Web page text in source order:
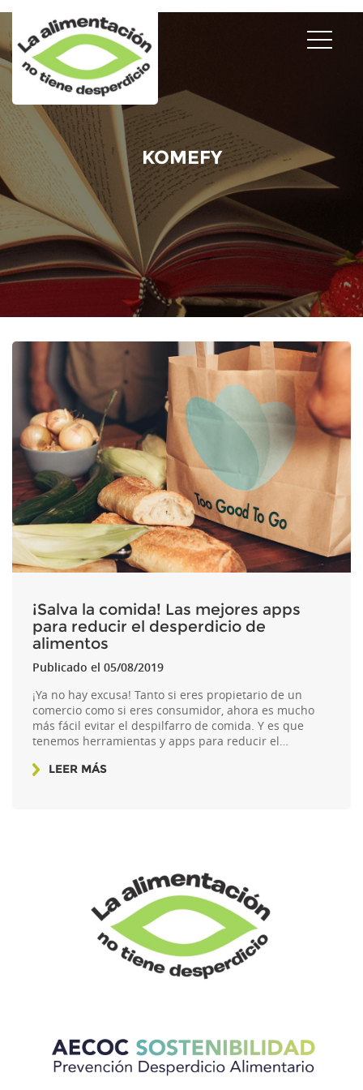
KOMEFY
¡Salva la comida! Las mejores apps
para reducir el desperdicio de
alimentos
Publicado el 05/08/2019
¡Ya no hay excusa! Tanto si eres propietario de un
comercio como si eres consumidor, ahora es mucho
más fácil evitar el despilfarro de comida. Y es que
tenemos herramientas y apps para reducir el…
LEER MÁS